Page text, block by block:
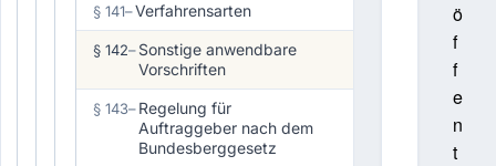
§ 141–Verfahrensarten
§ 142–Sonstige anwendbare
Vorschriften
§ 143–Regelung für
Auftraggeber nach dem
Bundesberggesetz
ö
f
f
e
n
t